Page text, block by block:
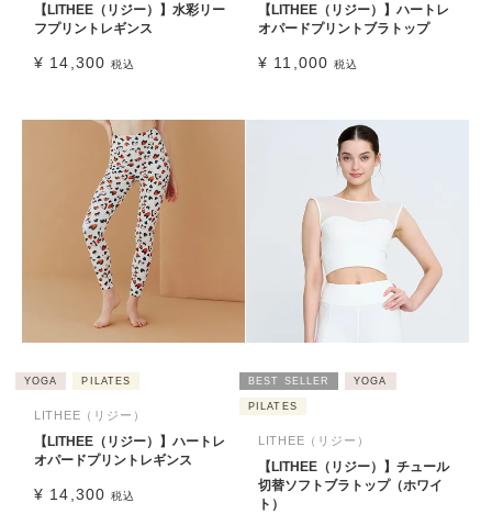
【LITHEE（リジー）】水彩リー
フプリントレギンス
¥ 14,300 税込
【LITHEE（リジー）】ハートレ
オパードプリントブラトップ
¥ 11,000 税込
YOGA PILATES
LITHEE（リジー）
【LITHEE（リジー）】ハートレ
オパードプリントレギンス
¥ 14,300 税込
BEST SELLER YOGA
PILATES
LITHEE（リジー）
【LITHEE（リジー）】チュール
切替ソフトブラトップ（ホワイ
ト）